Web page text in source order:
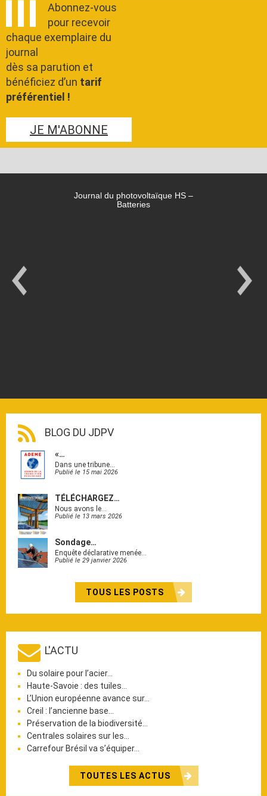
Abonnez-vous
pour recevoir
chaque exemplaire du
journal
dès sa parution et
bénéficiez d’un tarif
préférentiel !
JE M'ABONNE
Journal du photovoltaïque HS –
Batteries
BLOG DU JDPV
«…
Dans une tribune…
Publié le 15 mai 2026
TÉLÉCHARGEZ…
Nous avons le…
Publié le 13 mars 2026
Sondage…
Enquête déclarative menée…
Publié le 29 janvier 2026
TOUS LES POSTS
L'ACTU
Du solaire pour l’acier…
Haute-Savoie : des tuiles…
L’Union européenne avance sur…
Creil : l’ancienne base…
Préservation de la biodiversité…
Centrales solaires sur les…
Carrefour Brésil va s’équiper…
TOUTES LES ACTUS